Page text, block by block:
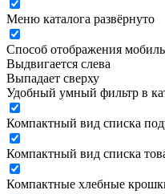
Меню каталога развёрнуто
Способ отображения
Выдвигается слева
Выпадает сверху
Удобный умный фильтр в
Компактный вид списка
Компактный вид списка
Компактные хлебные